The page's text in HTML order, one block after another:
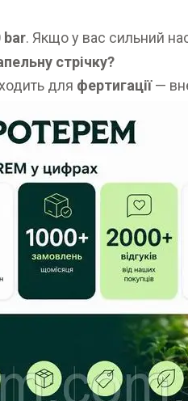
bar. Якщо у вас сильний
стрічку?
для фертигації—